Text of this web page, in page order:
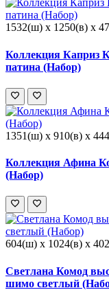
1532(ш) x 1250(в) x
Коллекция Каприз
патина (Набор)
1351(ш) x 910(в) x
Коллекция Афина
(Набор)
604(ш) x 1024(в) x
Светлана Комод
шимо светлый